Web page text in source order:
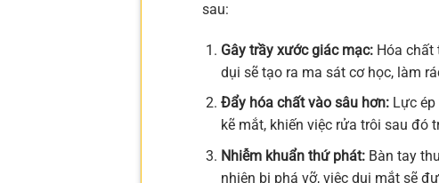
sau:
Gây trầy xước giác mạc:Hóa chất
dụi sẽ tạo ra ma sát cơ học, làm
Đẩy hóa chất vào sâu hơn:Lực ép
kẽ mắt, khiến việc rửa trôi sau đó
Nhiễm khuẩn thứ phát:Bàn tay
nhiên bị phá vỡ, việc dụi mắt sẽ